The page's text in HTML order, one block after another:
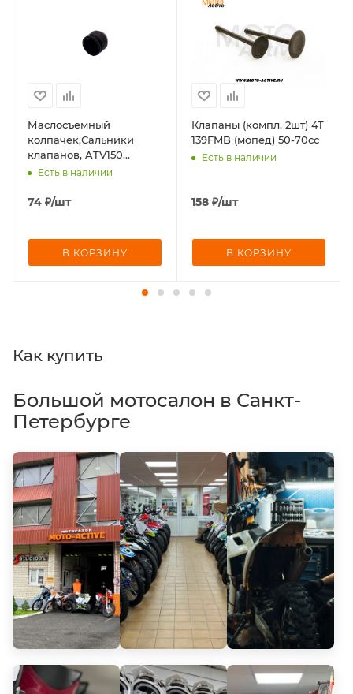
Маслосъемный
колпачек,Сальники
клапанов, ATV150
(101856,WW0111)
Есть в наличии
74 ₽/шт
В КОРЗИНУ
Клапаны (компл. 2шт) 4T
139FMB (мопед) 50-70сс
Есть в наличии
158 ₽/шт
В КОРЗИНУ
Как купить
Большой мотосалон в Санкт-
Петербурге